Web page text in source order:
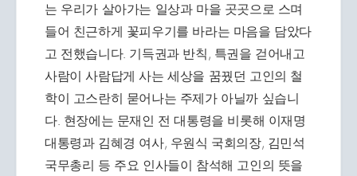
는 우리가 살아가는 일상과 마을 곳곳으로 스며
들어 친근하게 꽃피우기를 바라는 마음을 담았다
고 전했습니다. 기득권과 반칙, 특권을 걷어내고
사람이 사람답게 사는 세상을 꿈꿨던 고인의 철
학이 고스란히 묻어나는 주제가 아닐까 싶습니
다. 현장에는 문재인 전 대통령을 비롯해 이재명
대통령과 김혜경 여사, 우원식 국회의장, 김민석
국무총리 등 주요 인사들이 참석해 고인의 뜻을